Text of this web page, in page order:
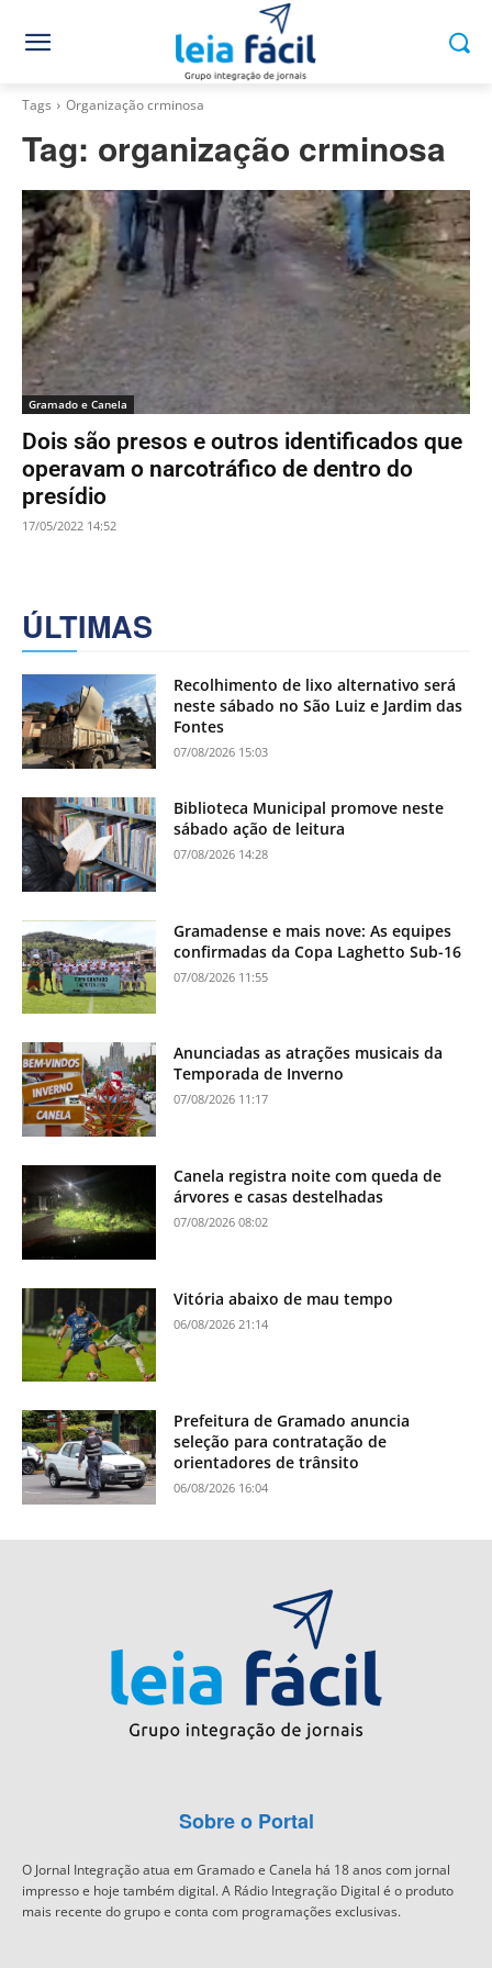
Tags Organização crminosa
Tag: organização crminosa
Gramado e Canela
Dois são presos e outros identificados que
operavam o narcotráfico de dentro do
presídio
17/05/2022 14:52
ÚLTIMAS
Recolhimento de lixo alternativo será
neste sábado no São Luiz e Jardim das
Fontes
07/08/2026 15:03
Biblioteca Municipal promove neste
sábado ação de leitura
07/08/2026 14:28
Gramadense e mais nove: As equipes
confirmadas da Copa Laghetto Sub-16
07/08/2026 11:55
Anunciadas as atrações musicais da
Temporada de Inverno
07/08/2026 11:17
Canela registra noite com queda de
árvores e casas destelhadas
07/08/2026 08:02
Vitória abaixo de mau tempo
06/08/2026 21:14
Prefeitura de Gramado anuncia
seleção para contratação de
orientadores de trânsito
06/08/2026 16:04
Sobre o Portal
O Jornal Integração atua em Gramado e Canela há 18 anos com jornal
impresso e hoje também digital. A Rádio Integração Digital é o produto
mais recente do grupo e conta com programações exclusivas.